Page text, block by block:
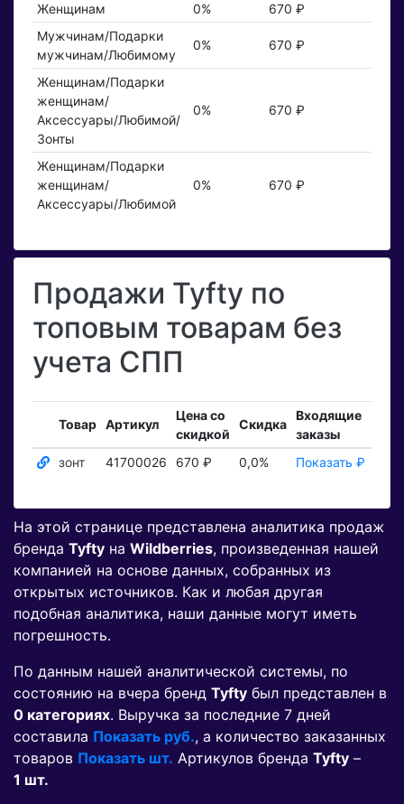
Женщинам
0%
670 ₽
Мужчинам/Подарки
мужчинам/Любимому
0% 670 ₽
Женщинам/Подарки
женщинам/
Аксессуары/Любимой/
Зонты
0% 670 ₽
Женщинам/Подарки
женщинам/
Аксессуары/Любимой
0% 670 ₽
Продажи Tyfty по
топовым товарам без
учета СПП
Товар Артикул
Цена со
скидкой
Скидка
Входящие
заказы
зонт
41700026 670 ₽ 0,0% Показать ₽
На этой странице представлена аналитика продаж
бренда Tyfty на Wildberries, произведенная нашей
компанией на основе данных, собранных из
открытых источников. Как и любая другая
подобная аналитика, наши данные могут иметь
погрешность.
По данным нашей аналитической системы, по
состоянию на вчера бренд Tyfty был представлен в
0 категориях. Выручка за последние 7 дней
составила Показать руб., а количество заказанных
товаров Показать шт. Артикулов бренда Tyfty –
1 шт.